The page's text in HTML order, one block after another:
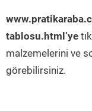
tablosu.html’ye
malzemelerini ve
görebilirsiniz.